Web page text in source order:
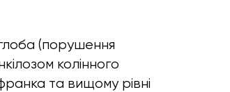
(порушення
колінного
та вищому рівні